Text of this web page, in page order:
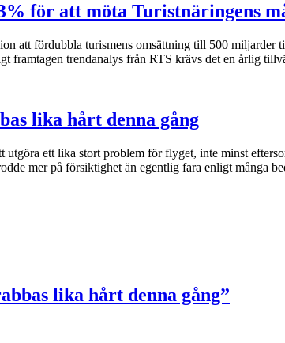
för att möta Turistnäringens
att fördubbla turismens omsättning till 500
framtagen trendanalys från RTS krävs det en årlig
lika hårt denna gång
ett lika stort problem för flyget, inte minst
mer på försiktighet än egentlig fara enligt många
lika hårt denna gång”